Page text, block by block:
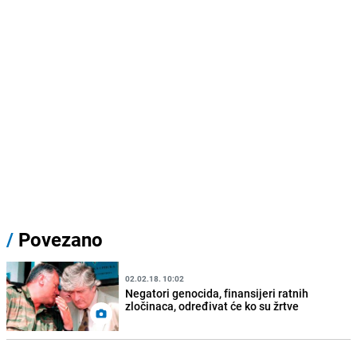
/ Povezano
02.02.18. 10:02
Negatori genocida, finansijeri ratnih
zločinaca, određivat će ko su žrtve